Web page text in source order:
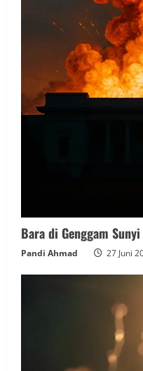
Bara di Genggam Sunyi
Pandi Ahmad 27 Juni